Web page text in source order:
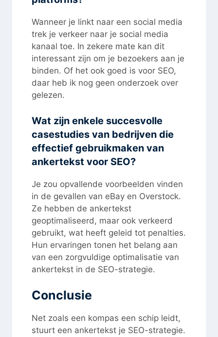
Wanneer je linkt naar een social media
trek je verkeer naar je social media
kanaal toe. In zekere mate kan dit
interessant zijn om je bezoekers aan je
binden. Of het ook goed is voor SEO,
daar heb ik nog geen onderzoek over
gelezen.
Wat zijn enkele succesvolle
casestudies van bedrijven die
effectief gebruikmaken van
ankertekst voor SEO?
Je zou opvallende voorbeelden vinden
in de gevallen van eBay en Overstock.
Ze hebben de ankertekst
geoptimaliseerd, maar ook verkeerd
gebruikt, wat heeft geleid tot penalties.
Hun ervaringen tonen het belang aan
van een zorgvuldige optimalisatie van
ankertekst in de SEO-strategie.
Conclusie
Net zoals een kompas een schip leidt,
stuurt een ankertekst je SEO-strategie.